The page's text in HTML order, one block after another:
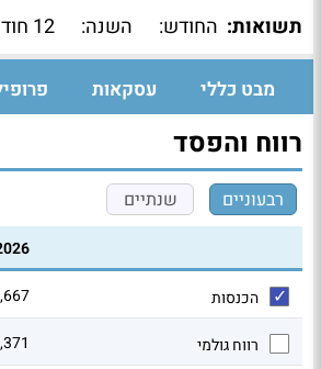
תשואות: החודש: השנה: 12 חודשים:
מבט כללי עסקאות
רווח והפסד
רבעוניים שנתיים
הכנסות
רווח גולמי